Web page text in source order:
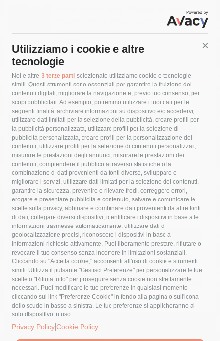
Utilizziamo i cookie e altre
tecnologie
Noi e altre 3 terze parti selezionate utilizziamo cookie e tecnologie
simili. Questi strumenti sono essenziali per garantire la fruizione dei
contenuti digitali, migliorare la navigazione e, previo tuo consenso, per
scopi pubblicitari. Ad esempio, potremmo utilizzare i tuoi dati per le
seguenti finalità: archiviare informazioni su dispositivo e/o accedervi,
utilizzare dati limitati per la selezione della pubblicità, creare profili per
la pubblicità personalizzata, utilizzare profili per la selezione di
pubblicità personalizzata, creare profili per la personalizzazione dei
contenuti, utilizzare profili per la selezione di contenuti personalizzati,
misurare le prestazioni degli annunci, misurare le prestazioni dei
contenuti, comprendere il pubblico attraverso statistiche o la
combinazione di dati provenienti da fonti diverse, sviluppare e
migliorare i servizi, utilizzare dati limitati per la selezione dei contenuti,
garantire la sicurezza, prevenire e rilevare frodi, correggere errori,
erogare e presentare pubblicità e contenuto, salvare e comunicare le
scelte sulla privacy, abbinare e combinare dati provenienti da altre fonti
di dati, collegare diversi dispositivi, identificare i dispositivi in base alle
informazioni trasmesse automaticamente, utilizzare dati di
geolocalizzazione precisi, riconoscere i dispositivi in base a
informazioni richieste attivamente. Puoi liberamente prestare, rifiutare o
revocare il tuo consenso senza incorrere in limitazioni sostanziali.
Cliccando su "Accetta cookie," acconsenti all'uso di cookie e strumenti
simili. Utilizza il pulsante "Gestisci Preferenze" per personalizzare le tue
scelte o "Rifiuta tutto" per proseguire senza cookie non strettamente
necessari. Puoi modificare le tue preferenze in qualsiasi momento
cliccando sul link "Preferenze Cookie" in fondo alla pagina o sull'icona
dello scudo in basso a sinistra. Le tue preferenze si applicheranno al
solo dispositivo in uso.
Privacy Policy Cookie Policy
Nostra”, odio social contro la giunta.
Tag
acqua allerta meteo
anas
area marina protetta di punta campanella
arresto
Asl Napoli 3 sud
capitaneria di porto capri
carabinieri
castellammare di stabia
circumvesuviana
comune di sorrento
concerto
contagi
costiera amalfitana
covid-19 eav
elezioni
fondazione sorrento
gori guardia costiera
incidente
lavori
lorenzo balducelli mare
massa lubrense
massimo coppola
Meta napoli
ordinanza
penisola sorrentina
piano di sorrento
polizia municipale
protezione civile
Regione Campania
sant'agnello
sindaco cuomo
sorrento studenti temporali
treni
turismo
Vico Equense villa fiorentino vincenzo de luca
© 2015 SorrentoPress. All rights reserved.
Il giornale online della Penisola Sorrentina